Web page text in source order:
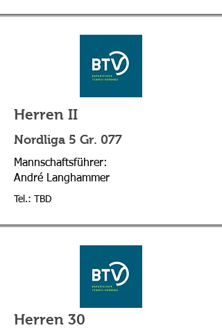
Herren II
Nordliga 5 Gr. 077
Mannschaftsführer:
André Langhammer
Tel.: TBD
Herren 30